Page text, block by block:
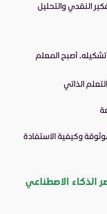
وكيفية الاستفادة
الذكاء الاصطناعي